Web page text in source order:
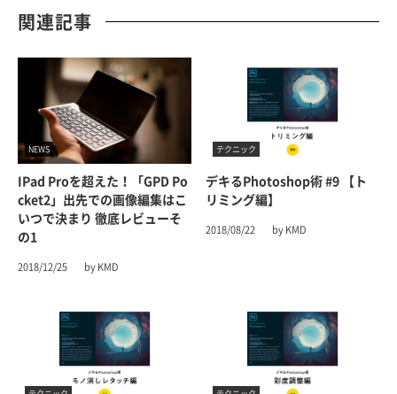
関連記事
NEWS
IPad Proを超えた！「GPD Po
Cket2」出先での画像編集はこ
いつで決まり 徹底レビューそ
の1
2018/12/25 by KMD
テクニック
デキるPhotoshop術 #9 【ト
リミング編】
2018/08/22 by KMD